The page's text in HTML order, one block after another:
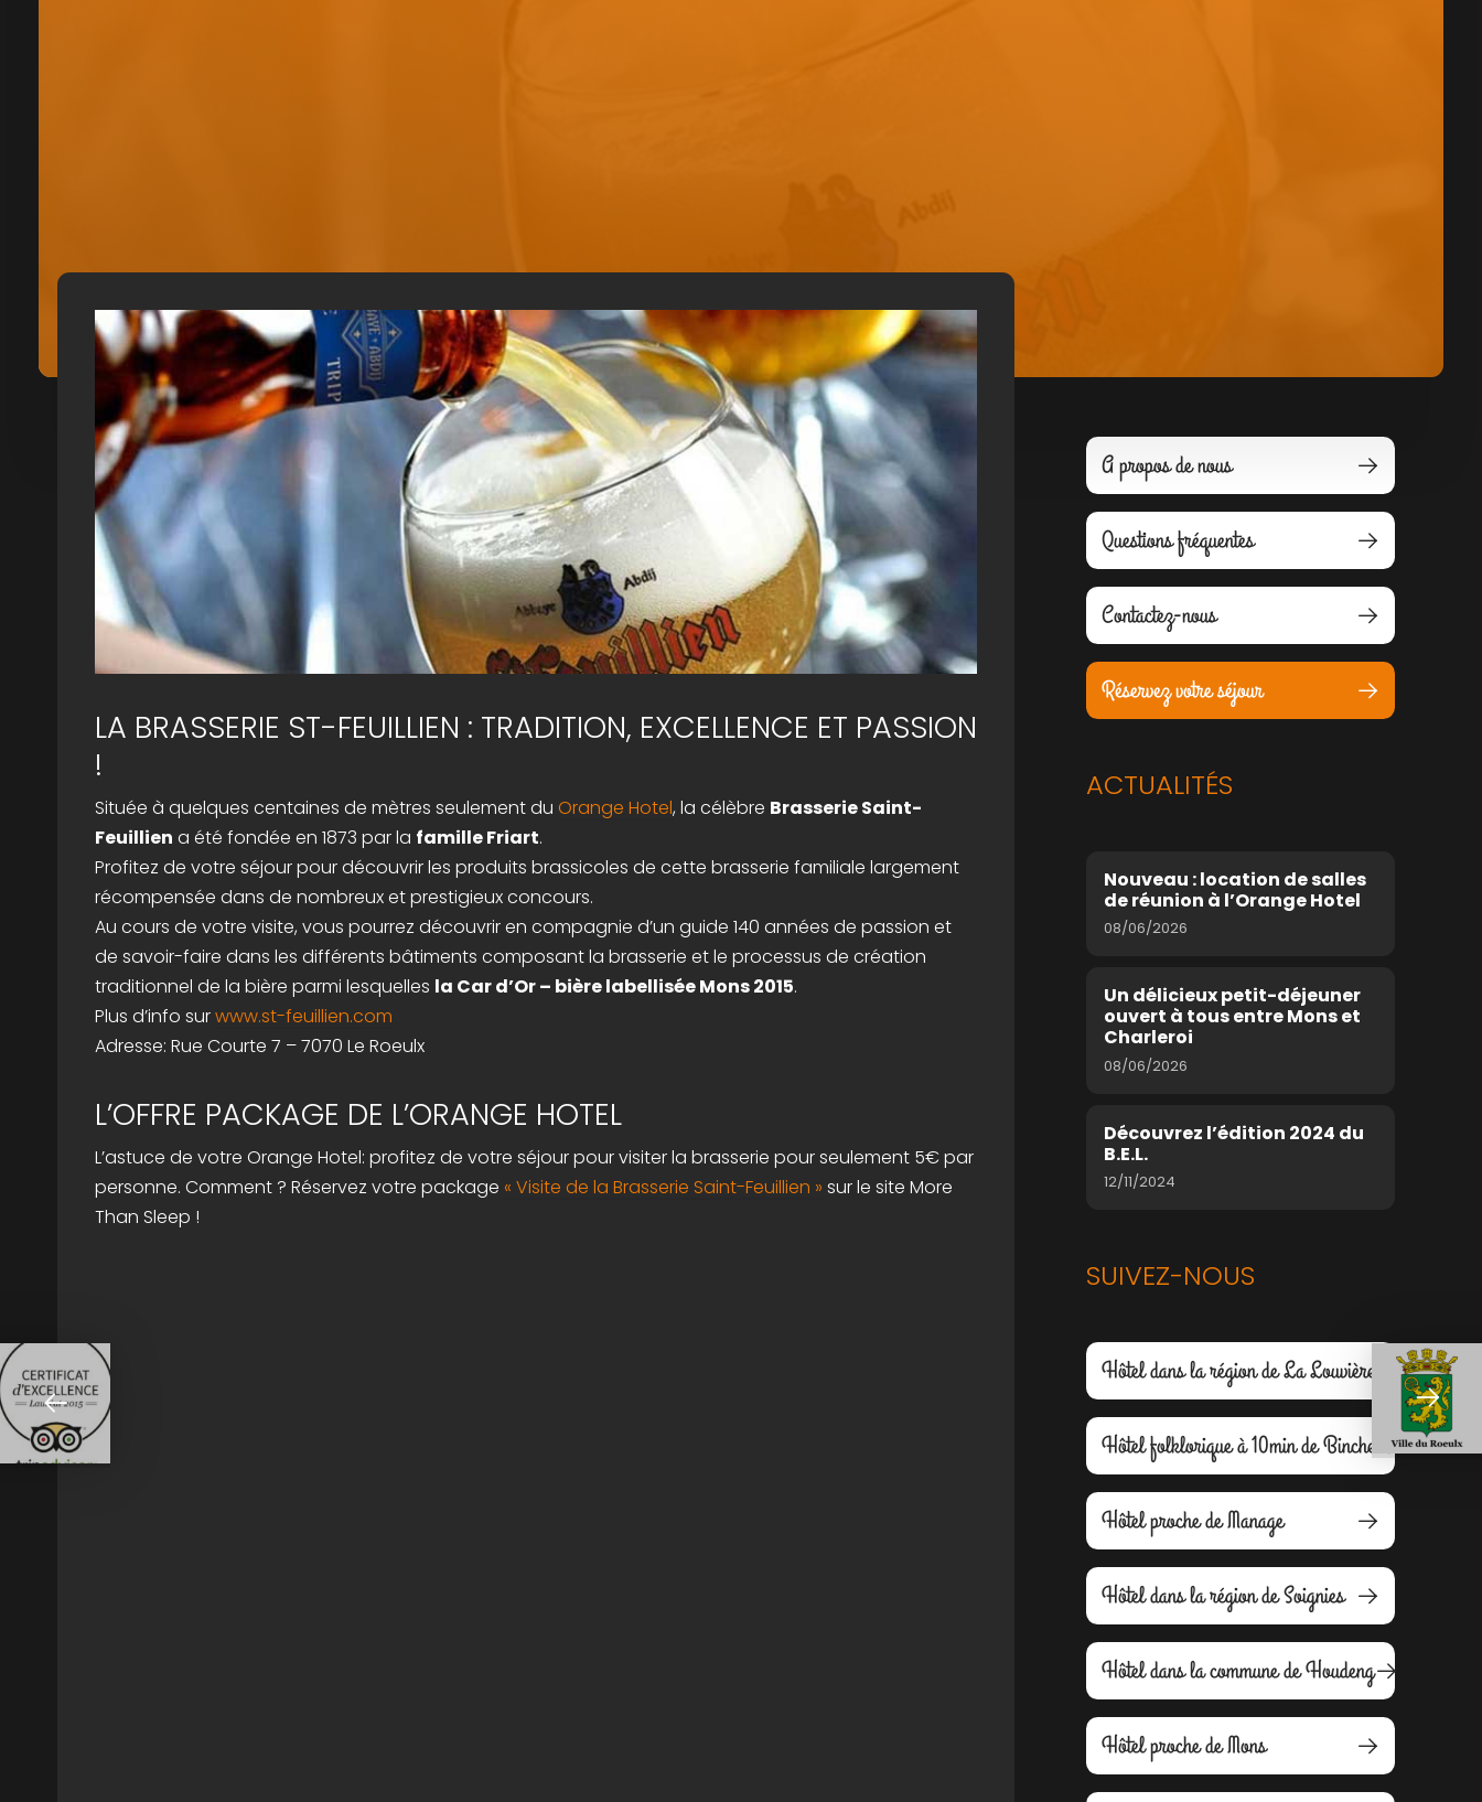
LA BRASSERIE ST-FEUILLIEN : TRADITION, EXCELLENCE ET PASSION
!
Située à quelques centaines de mètres seulement du Orange Hotel, la célèbre Brasserie Saint-
Feuillien a été fondée en 1873 par la famille Friart.
Profitez de votre séjour pour découvrir les produits brassicoles de cette brasserie familiale largement
récompensée dans de nombreux et prestigieux concours.
Au cours de votre visite, vous pourrez découvrir en compagnie d’un guide 140 années de passion et
de savoir-faire dans les différents bâtiments composant la brasserie et le processus de création
traditionnel de la bière parmi lesquelles la Car d’Or – bière labellisée Mons 2015.
Plus d’info surwww.st-feuillien.com
Adresse: Rue Courte 7 – 7070 Le Roeulx
L’OFFRE PACKAGE DE L’ORANGE HOTEL
L’astuce de votre Orange Hotel: profitez de votre séjour pour visiter la brasserie pour seulement 5€ par
personne. Comment ? Réservez votre package « Visite de la Brasserie Saint-Feuillien » sur le site More
Than Sleep !
A propos de nous
Questions fréquentes
Contactez-nous
Réservez votre séjour
ACTUALITÉS
Nouveau : location de salles
de réunion à l’Orange Hotel
08/06/2026
Un délicieux petit-déjeuner
ouvert à tous entre Mons et
Charleroi
08/06/2026
Découvrez l’édition 2024 du
B.E.L.
12/11/2024
SUIVEZ-NOUS
Hôtel dans la région de La Louvière
Hôtel folklorique à 10min de Binche
Hôtel proche de Manage
Hôtel dans la région de Soignies
Hôtel dans la commune de Houdeng
Hôtel proche de Mons